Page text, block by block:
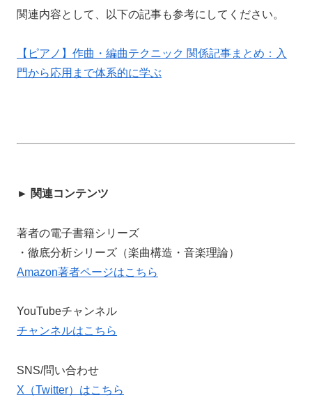
関連内容として、以下の記事も参考にしてください。
【ピアノ】作曲・編曲テクニック 関係記事まとめ：入
門から応用まで体系的に学ぶ
► 関連コンテンツ
著者の電子書籍シリーズ
・徹底分析シリーズ（楽曲構造・音楽理論）
Amazon著者ページはこちら
YouTubeチャンネル
チャンネルはこちら
SNS/問い合わせ
X（Twitter）はこちら